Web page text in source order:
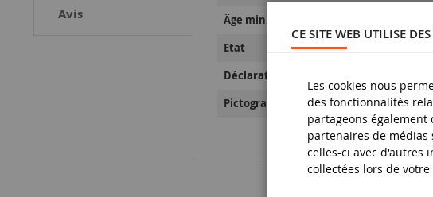
Avis Âge minimum
Etat
Déclaration de Sécurité des produits
Pictogramme de sécurité
CE SITE WEB UTILISE
Les cookies nous
des fonctionnalités
partageons
partenaires de
celles-ci avec d'autres
collectées lors de